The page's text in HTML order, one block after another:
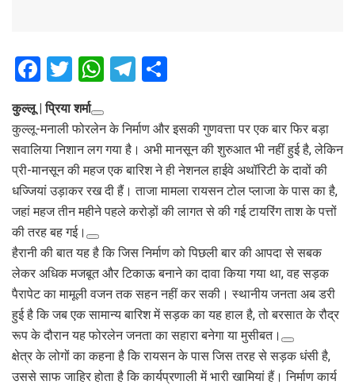
F
a
ce
b
o
o
k
T
wi
tt
er
W
at
s
A
p
p
T
e
gr
a
m
ar
e
कुल्लू | प्रिया शर्मा
कुल्लू-मनाली फोरलेन के निर्माण और इसकी गुणवत्ता पर एक बार फिर बड़ा
सवालिया निशान लग गया है। अभी मानसून की शुरुआत भी नहीं हुई है, लेकिन
प्री-मानसून की महज एक बारिश ने ही नेशनल हाईवे अथॉरिटी के दावों की
धज्जियां उड़ाकर रख दी हैं। ताजा मामला रायसन टोल प्लाजा के पास का है,
जहां महज तीन महीने पहले करोड़ों की लागत से की गई टायरिंग ताश के पत्तों
की तरह बह गई।
हैरानी की बात यह है कि जिस निर्माण को पिछली बार की आपदा से सबक
लेकर अधिक मजबूत और टिकाऊ बनाने का दावा किया गया था, वह सड़क
पैरापेट का मामूली वजन तक सहन नहीं कर सकी। स्थानीय जनता अब डरी
हुई है कि जब एक सामान्य बारिश में सड़क का यह हाल है, तो बरसात के रौद्र
रूप के दौरान यह फोरलेन जनता का सहारा बनेगा या मुसीबत।
क्षेत्र के लोगों का कहना है कि रायसन के पास जिस तरह से सड़क धंसी है,
उससे साफ जाहिर होता है कि कार्यप्रणाली में भारी खामियां हैं। निर्माण कार्य